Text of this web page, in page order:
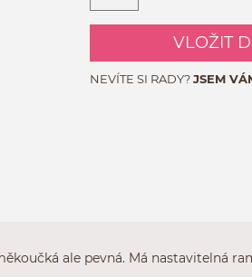
VLOŽIT
NEVÍTE SI RADY?JSEM
ale pevná. Má nastavitelná